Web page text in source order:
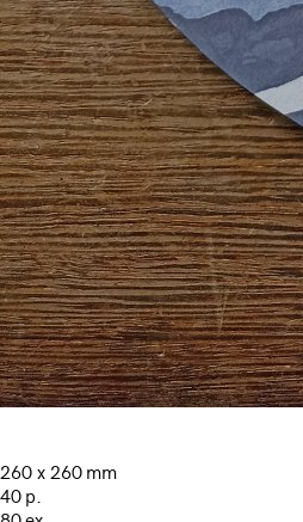
260 x 260 mm
40 p.